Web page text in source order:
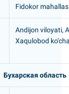
Fidokor
Andijon viloyati,
Xaqulobod
Бухарская область